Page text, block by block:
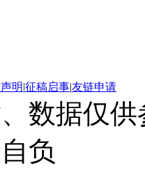
明|征稿启事|友链申请
数据仅
负